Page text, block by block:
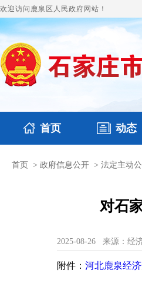
欢迎访问鹿泉区人民政府网站！
首页 动态
国务要闻 鹿
本区文件
首页 > 政府信息公开 > 法定主动
对石
2025-08-26 来源：经
附件： 河北鹿泉经